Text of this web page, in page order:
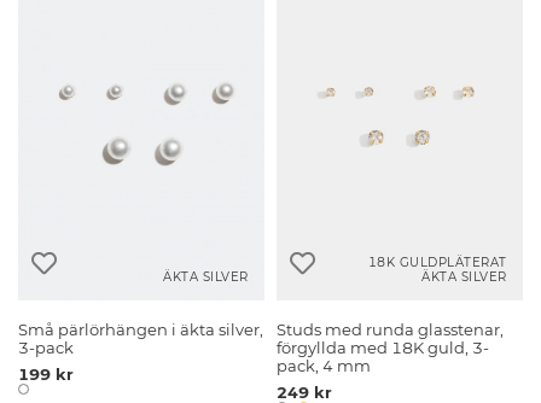
ÄKTA SILVER
Små pärlörhängen i äkta silver,
3-pack
199 kr
18K GULDPLÄTERAT
ÄKTA SILVER
Studs med runda glasstenar,
förgyllda med 18K guld, 3-
pack, 4 mm
249 kr